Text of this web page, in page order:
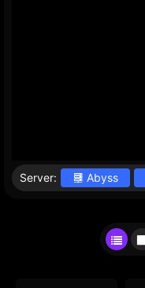
Server: Abyss